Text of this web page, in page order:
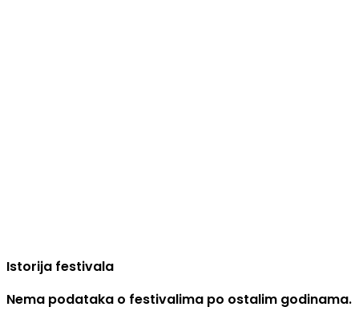
Istorija festivala
Nema podataka o festivalima po ostalim godinama.